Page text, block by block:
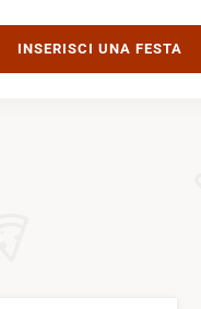
INSERISCI UNA FESTA